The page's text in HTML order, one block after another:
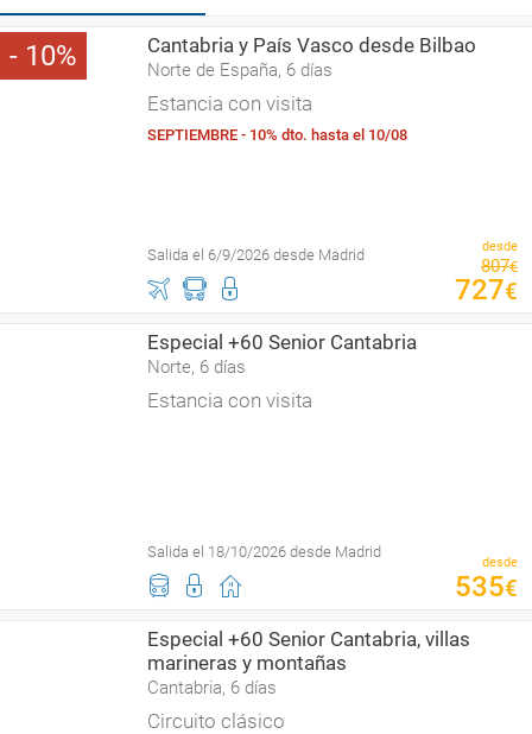
10 Cantabria y País Vasco desde Bilbao
Norte de España, 6 días
Estancia con visita
SEPTIEMBRE - 10% dto. hasta el 10/08
Salida el 6/9/2026 desde Madrid desde
807€
727€
Especial +60 Senior Cantabria
Norte, 6 días
Estancia con visita
Salida el 18/10/2026 desde Madrid
desde
535€
Especial +60 Senior Cantabria, villas
marineras y montañas
Cantabria, 6 días
Circuito clásico